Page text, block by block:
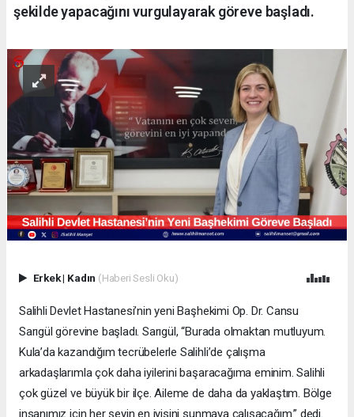
şekilde yapacağını vurgulayarak göreve başladı.
Erkek| Kadın (Haberi Sesli Oku)
Salihli Devlet Hastanesi’nin yeni Başhekimi Op. Dr. Cansu
Sarıgül görevine başladı. Sarıgül, “Burada olmaktan mutluyum.
Kula’da kazandığım tecrübelerle Salihli’de çalışma
arkadaşlarımla çok daha iyilerini başaracağıma eminim. Salihli
çok güzel ve büyük bir ilçe. Aileme de daha da yaklaştım. Bölge
insanımız için her şeyin en iyisini sunmaya çalışacağım.” dedi.